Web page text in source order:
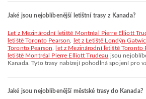
Jaké jsou nejoblíbenější letištní trasy z Kanada?
let z Mezinárodní letiště Montréal Pierre Elliott Trudeau na Mezinárodní
letiště Toronto Pearson
let z Letiště Londýn
Toronto Pearson
let z Mezinárodní letiště Toronto
letiště Montréal Pierre Elliott Trudeau jsou
Kanada. Tyto trasy nabízejí pohodlná spojení pro
Jaké jsou nejoblíbenější městské trasy do Kanada?